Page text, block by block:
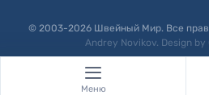
© 2003-2026Швейный Мир. Все
Andrey Novikov. Design by
Меню